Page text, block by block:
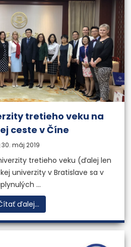
tretieho veku na
ceste v Číne
30. máj 2019
tretieho veku (ďalej len
univerzity v Bratislave sa v
...
ďalej...